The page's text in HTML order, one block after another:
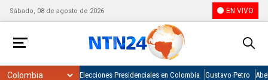
Sábado, 08 de agosto de 2026 EN VIVO
Elecciones Presidenciales en Colombia Gustavo Petro